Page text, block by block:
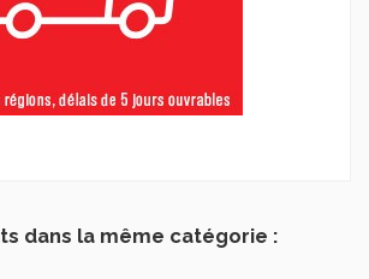
dans la même catégorie :